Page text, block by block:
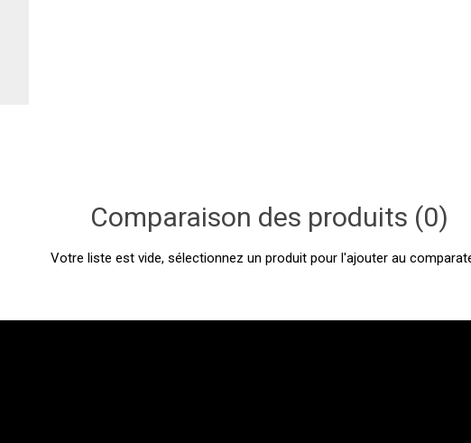
Comparaison des produits (0)
Votre liste est vide, sélectionnez un produit pour l'ajouter au